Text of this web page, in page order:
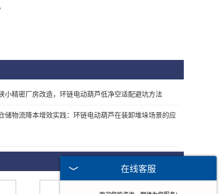
小精密厂房改造，环链电动葫芦低净空适配避坑方法
储物流降本增效实践：环链电动葫芦在装卸堆垛场景的应
在线客服